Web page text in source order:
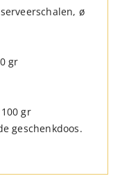
ø
gr
gr
geschenkdoos.